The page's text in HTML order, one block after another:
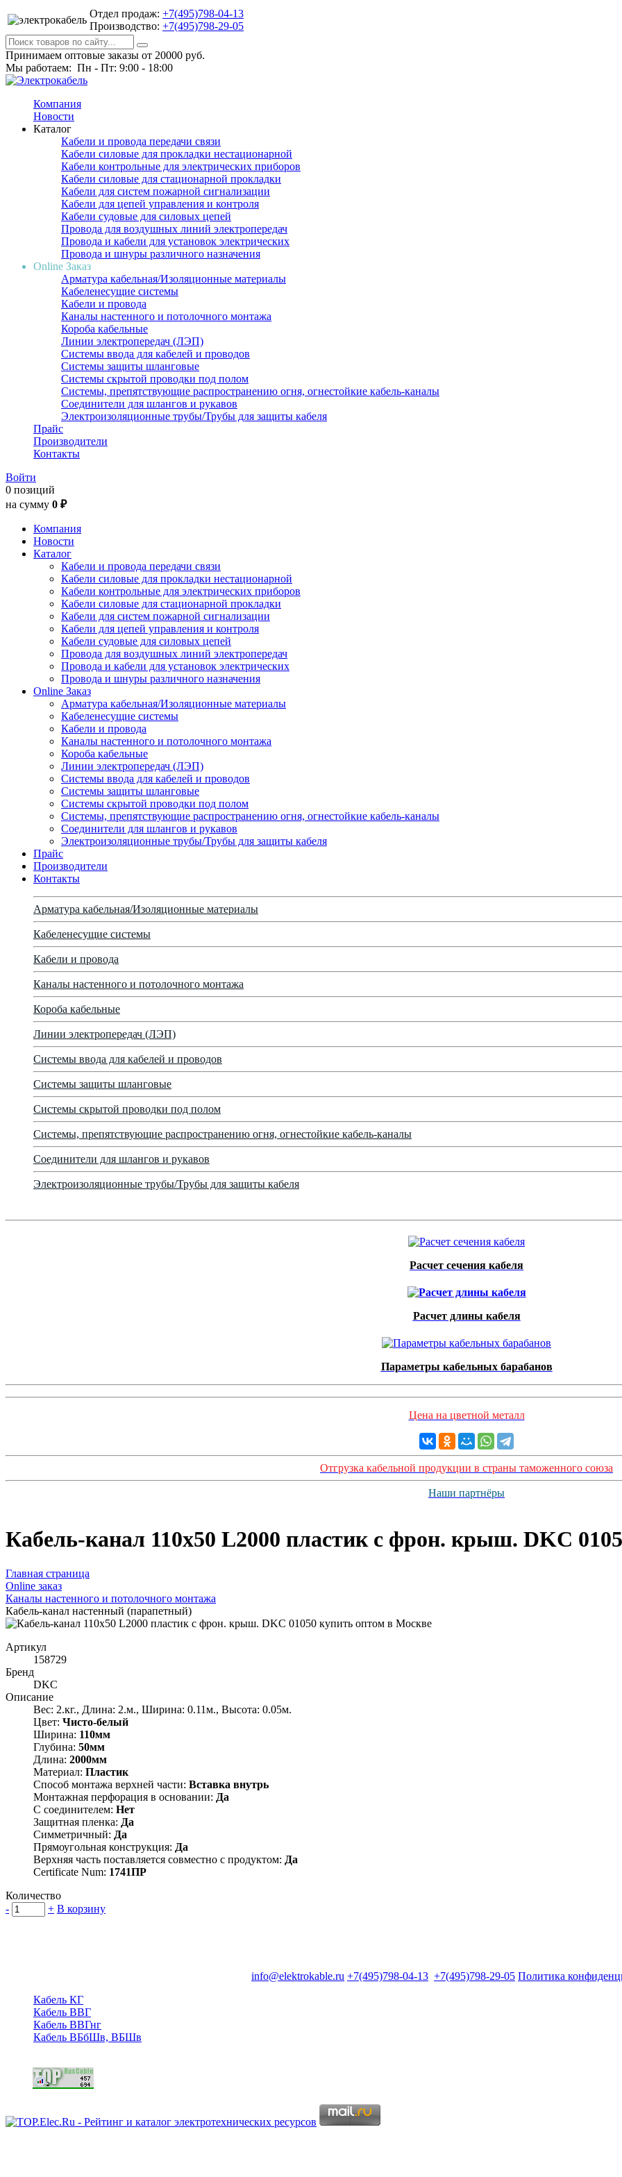
Отдел продаж: +7(495)798-04-13
Производство: +7(495)798-29-05
Принимаем оптовые заказы от 20000 руб.
Мы работаем: Пн - Пт: 9:00 - 18:00
Компания
Новости
Каталог
Кабели и провода передачи связи
Кабели силовые для прокладки нестационарной
Кабели контрольные для электрических приборов
Кабели силовые для стационарной прокладки
Кабели для систем пожарной сигнализации
Кабели для цепей управления и контроля
Кабели судовые для силовых цепей
Провода для воздушных линий электропередач
Провода и кабели для установок электрических
Провода и шнуры различного назначения
Online Заказ
Арматура кабельная/Изоляционные материалы
Кабеленесущие системы
Кабели и провода
Каналы настенного и потолочного монтажа
Короба кабельные
Линии электропередач (ЛЭП)
Системы ввода для кабелей и проводов
Системы защиты шланговые
Системы скрытой проводки под полом
Системы, препятствующие распространению огня, огнестойкие кабель-каналы
Соединители для шлангов и рукавов
Электроизоляционные трубы/Трубы для защиты кабеля
Прайс
Производители
Контакты
Войти
0 позиций
на сумму 0 ₽
Компания
Новости
Каталог
Кабели и провода передачи связи
Кабели силовые для прокладки нестационарной
Кабели контрольные для электрических приборов
Кабели силовые для стационарной прокладки
Кабели для систем пожарной сигнализации
Кабели для цепей управления и контроля
Кабели судовые для силовых цепей
Провода для воздушных линий электропередач
Провода и кабели для установок электрических
Провода и шнуры различного назначения
Online Заказ
Арматура кабельная/Изоляционные материалы
Кабеленесущие системы
Кабели и провода
Каналы настенного и потолочного монтажа
Короба кабельные
Линии электропередач (ЛЭП)
Системы ввода для кабелей и проводов
Системы защиты шланговые
Системы скрытой проводки под полом
Системы, препятствующие распространению огня, огнестойкие кабель-каналы
Соединители для шлангов и рукавов
Электроизоляционные трубы/Трубы для защиты кабеля
Прайс
Производители
Контакты
Арматура кабельная/Изоляционные материалы
Кабеленесущие системы
Кабели и провода
Каналы настенного и потолочного монтажа
Короба кабельные
Линии электропередач (ЛЭП)
Системы ввода для кабелей и проводов
Системы защиты шланговые
Системы скрытой проводки под полом
Системы, препятствующие распространению огня, огнестойкие кабель-каналы
Соединители для шлангов и рукавов
Электроизоляционные трубы/Трубы для защиты кабеля
Расчет сечения кабеля
Расчет длины кабеля
Параметры кабельных барабанов
Цена на цветной металл
Отгрузка кабельной продукции в страны таможенного союза
Наши партнёры
Кабель-канал 110х50 L2000 пластик с фрон. крыш. DKC
Главная страница
Оnline заказ
Каналы настенного и потолочного монтажа
Кабель-канал настенный (парапетный)
Артикул
158729
Бренд
DKC
Описание
Вес: 2.кг., Длина: 2.м., Ширина: 0.11м., Высота: 0.05м.
Цвет: Чисто-белый
Ширина: 110мм
Глубина: 50мм
Длина: 2000мм
Материал: Пластик
Способ монтажа верхней части: Вставка внутрь
Монтажная перфорация в основании: Да
С соединителем: Нет
Защитная пленка: Да
Симметричный: Да
Прямоугольная конструкция: Да
Верхняя часть поставляется совместно с продуктом: Да
Certificate Num: 1741ПР
Количество
-
+ В корзину
info@elektrokable.ru +7(495)798-04-13 +7(495)798-29-05 Политика
Кабель КГ
Кабель ВВГ
Кабель ВВГнг
Кабель ВБбШв, ВБШв